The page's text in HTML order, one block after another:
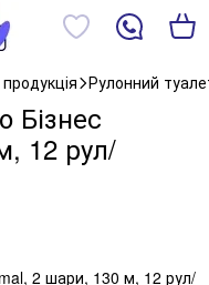
Рулонний
Бізнес
12 рул/